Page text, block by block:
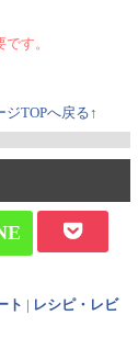
す。
ジTOPへ戻る↑
ト
レシピ・レビ